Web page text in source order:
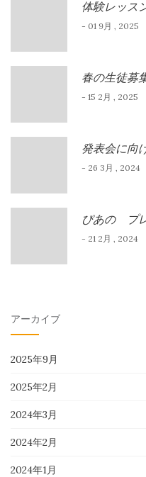
体験レッス
- 01 9月 , 2025
春の生徒募
- 15 2月 , 2025
発表会に向
- 26 3月 , 2024
ぴあの プ
- 21 2月 , 2024
アーカイブ
2025年9月
2025年2月
2024年3月
2024年2月
2024年1月